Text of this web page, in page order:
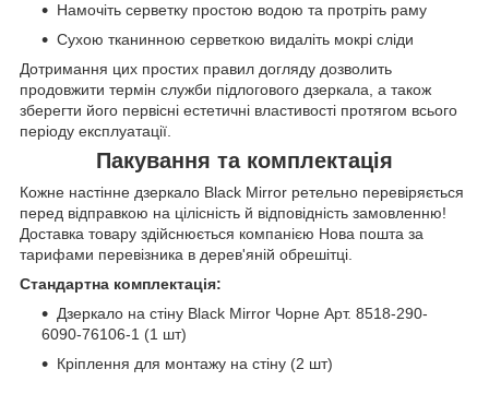
Намочіть серветку простою водою та протріть раму
Сухою тканинною серветкою видаліть мокрі сліди
Дотримання цих простих правил догляду дозволить
продовжити термін служби підлогового дзеркала, а також
зберегти його первісні естетичні властивості протягом всього
періоду експлуатації.
Пакування та комплектація
Кожне настінне дзеркало Black Mirror ретельно перевіряється
перед відправкою на цілісність й відповідність замовленню!
Доставка товару здійснюється компанією Нова пошта за
тарифами перевізника в дерев'яній обрешітці.
Стандартна комплектація:
Дзеркало на стіну Black Mirror Чорне Арт. 8518-290-
6090-76106-1 (1 шт)
Кріплення для монтажу на стіну (2 шт)